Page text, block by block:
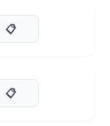
📋
📋